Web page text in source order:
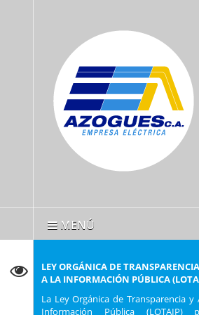
MENÚ
LEY ORGÁNICA DE
A LA INFORMACIÓN PÚBLICA
La Ley Orgánica de Transparencia y
Información Pública (LOTAIP)